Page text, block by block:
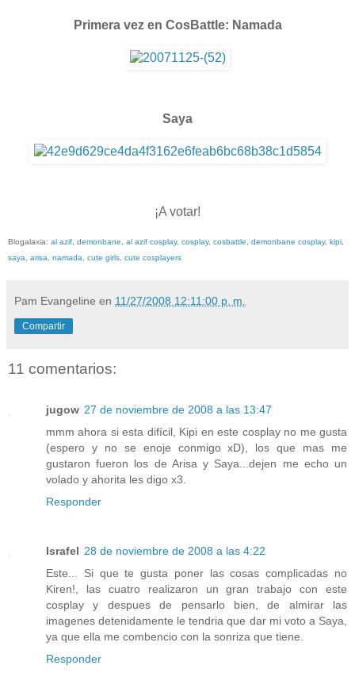
Primera vez en CosBattle: Namada
Saya
¡A votar!
Blogalaxia: al azif demonbane al azif cosplay, cosplay, cosbattle demonbane cosplay, kipi
saya
arisa namada cute girls cute cosplayers
Pam Evangeline en 11/27/2008 12:11:00 p. m.
Compartir
11 comentarios:
jugow 27 de noviembre de 2008 a las 13:47
mmm ahora si esta difícil, Kipi en este cosplay no me gusta
(espero y no se enoje conmigo xD), los que mas me
gustaron fueron los de Arisa y Saya...dejen me echo un
volado y ahorita les digo x3.
Responder
Israfel 28 de noviembre de 2008 a las 4:22
Este... Si que te gusta poner las cosas complicadas no
Kiren!, las cuatro realizaron un gran trabajo con este
cosplay y despues de pensarlo bien, de almirar las
imagenes detenidamente le tendria que dar mi voto a Saya,
ya que ella me combencio con la sonriza que tiene.
Responder